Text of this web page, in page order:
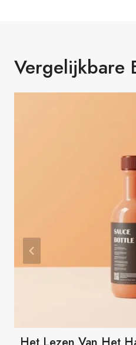
Vergelijkbare